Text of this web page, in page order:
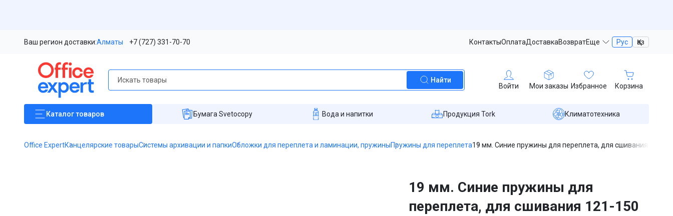
Ваш регион доставки:Алматы +7 (727) 331-70-70 КонтактыОплатаДоставкаВозвратЕще Рус Қаз
Найти
Войти Мои заказы Избранное Корзина
Каталогтоваров Бумага Svetocopy Вода и напитки Продукция Tork Климатотехника
Office ExpertКанцелярские товарыСистемы архивации и папкиОбложки для переплета и ламинации, пружиныПружины для переплета19 мм. Синие пружины для переплета, для сшивания 121-
19 мм. Синие пружины для
переплета, для сшивания 121-150